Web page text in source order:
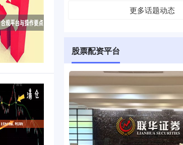
更多话题动态
股票配资平台